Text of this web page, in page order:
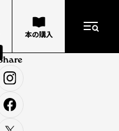
本の購入